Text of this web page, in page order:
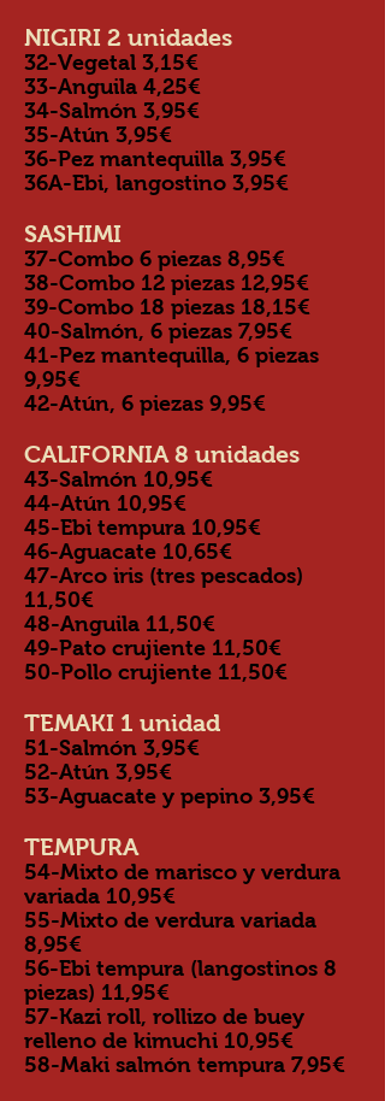
NIGIRI 2 unidades
32-Vegetal 3,15€
33-Anguila 4,25€
34-Salmón 3,95€
35-Atún 3,95€
36-Pez mantequilla 3,95€
36A-Ebi, langostino 3,95€
SASHIMI
37-Combo 6 piezas 8,95€
38-Combo 12 piezas 12,95€
39-Combo 18 piezas 18,15€
40-Salmón, 6 piezas 7,95€
41-Pez mantequilla, 6 piezas
9,95€
42-Atún, 6 piezas 9,95€
CALIFORNIA 8 unidades
43-Salmón 10,95€
44-Atún 10,95€
45-Ebi tempura 10,95€
46-Aguacate 10,65€
47-Arco iris (tres pescados)
11,50€
48-Anguila 11,50€
49-Pato crujiente 11,50€
50-Pollo crujiente 11,50€
TEMAKI 1 unidad
51-Salmón 3,95€
52-Atún 3,95€
53-Aguacate y pepino 3,95€
TEMPURA
54-Mixto de marisco y verdura
variada 10,95€
55-Mixto de verdura variada
8,95€
56-Ebi tempura (langostinos 8
piezas) 11,95€
57-Kazi roll, rollizo de buey
relleno de kimuchi 10,95€
58-Maki salmón tempura 7,95€